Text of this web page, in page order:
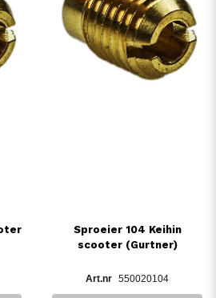
Sproeier 104 Keihin
scooter (Gurtner)
550020104